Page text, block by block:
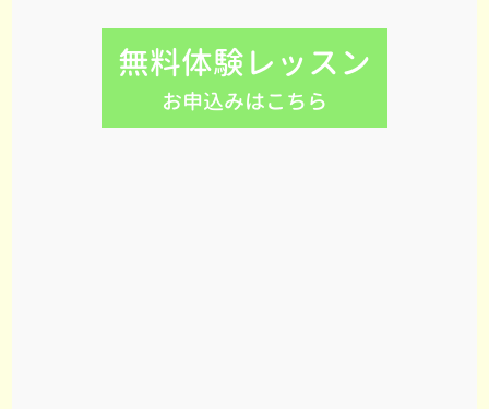
無料体験レッスン
お申込みはこちら